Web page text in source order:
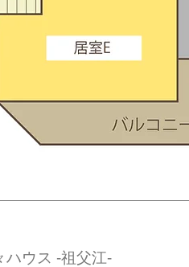
ハウス -祖父江-